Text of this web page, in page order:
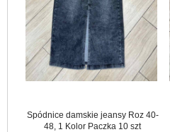
Spódnice damskie jeansy Roz 40-
48, 1 Kolor Paczka 10 szt